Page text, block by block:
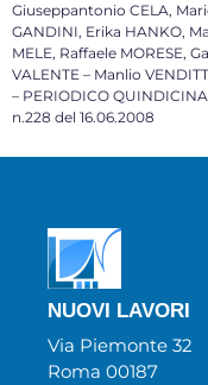
Giuseppantonio CELA,
GANDINI, Erika HANKO,
MELE, Raffaele MORESE,
VALENTE – Manlio
– PERIODICO
n.228 del 16.06.2008
NUOVI LAVORI
Via Piemonte 32
Roma 00187